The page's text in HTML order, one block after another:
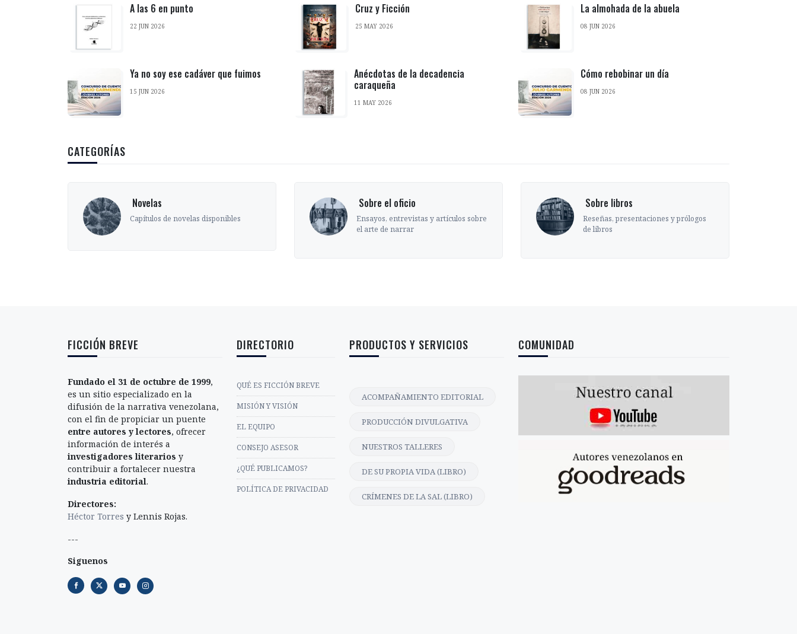
A las 6 en punto
22 JUN 2026
Ya no soy ese cadáver que fuimos
15 JUN 2026
Cruz y Ficción
25 MAY 2026
Anécdotas de la decadencia
caraqueña
11 MAY 2026
La almohada de la abuela
08 JUN 2026
Cómo rebobinar un día
08 JUN 2026
CATEGORÍAS
‎ Novelas
Capítulos de novelas disponibles
‎ Sobre el oficio
Ensayos, entrevistas y artículos sobre
el arte de narrar
‎ Sobre libros
Reseñas, presentaciones y prólogos
de libros
FICCIÓN BREVE
Fundado el 31 de octubre de 1999,
es un sitio especializado en la
difusión de la narrativa venezolana,
con el fin de propiciar un puente
entre autores y lectores, ofrecer
información de interés a
investigadores literarios y
contribuir a fortalecer nuestra
industria editorial.
Directores:
Héctor Torres y Lennis Rojas.
---
Siguenos
DIRECTORIO
QUÉ ES FICCIÓN BREVE
MISIÓN Y VISIÓN
EL EQUIPO
CONSEJO ASESOR
¿QUÉ PUBLICAMOS?
POLÍTICA DE PRIVACIDAD
PRODUCTOS Y SERVICIOS
ACOMPAÑAMIENTO EDITORIAL
PRODUCCIÓN DIVULGATIVA
NUESTROS TALLERES
DE SU PROPIA VIDA (LIBRO)
CRÍMENES DE LA SAL (LIBRO)
COMUNIDAD